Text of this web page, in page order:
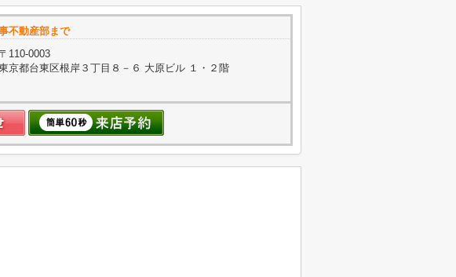
不動産部まで
110-0003
京都台東区根岸３丁目８－６ 大原ビル １・２階